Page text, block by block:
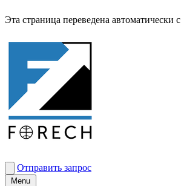
Эта страница переведена автоматически с
Отправить запрос